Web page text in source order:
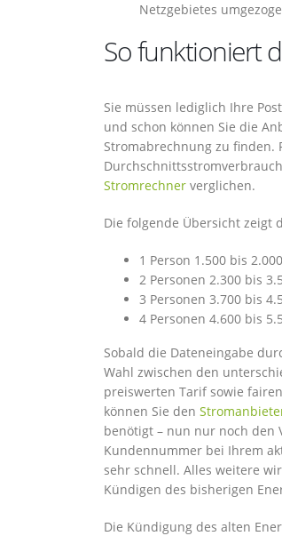
Netzgebietes
So funktioniert
Sie müssen lediglich Ihre
und schon können Sie die
Stromabrechnung zu finden.
Stromrechner verglichen.
Die folgende Übersicht zeigt
1 Person 1.500 bis
2 Personen 2.300 bis
3 Personen 3.700 bis
4 Personen 4.600 bis
Sobald die Dateneingabe
Wahl zwischen den
preiswerten Tarif sowie
können Sie den
benötigt – nun nur noch den
Kundennummer bei Ihrem
sehr schnell. Alles weitere
Kündigen des bisherigen
Die Kündigung des alten